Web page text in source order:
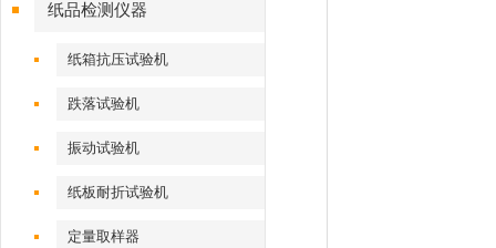
纸品检测仪器
纸箱抗压试验机
跌落试验机
振动试验机
纸板耐折试验机
定量取样器